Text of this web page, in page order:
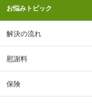
お悩みトピック
解決の流れ
慰謝料
保険